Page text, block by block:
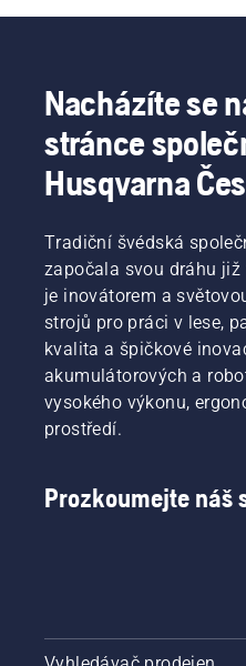
Nacházíte se
stránce
Husqvarna
Tradiční švédská
započala svou dráhu již
je inovátorem a
strojů pro práci v lese,
kvalita a špičkové
akumulátorových a
vysokého výkonu,
prostředí.
Prozkoumejte náš